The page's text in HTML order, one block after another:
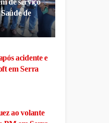
de serviço
de
acidente e
em Serra
ao volante